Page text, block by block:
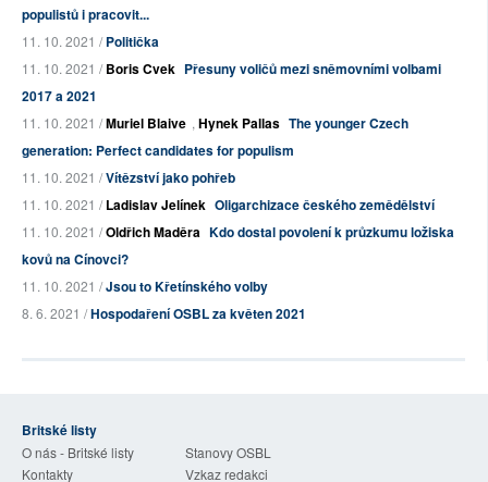
populistů i pracovit...
11. 10. 2021 /Politička
11. 10. 2021 /Boris Cvek Přesuny voličů mezi sněmovními volbami
2017 a 2021
11. 10. 2021 /Muriel Blaive , Hynek Pallas The younger Czech
generation: Perfect candidates for populism
11. 10. 2021 /Vítězství jako pohřeb
11. 10. 2021 /Ladislav Jelínek Oligarchizace českého zemědělství
11. 10. 2021 /Oldřich Maděra Kdo dostal povolení k průzkumu ložiska
kovů na Cínovci?
11. 10. 2021 /Jsou to Křetínského volby
8. 6. 2021 /Hospodaření OSBL za květen 2021
Britské listy
O nás - Britské listy
Stanovy OSBL
Kontakty
Vzkaz redakci